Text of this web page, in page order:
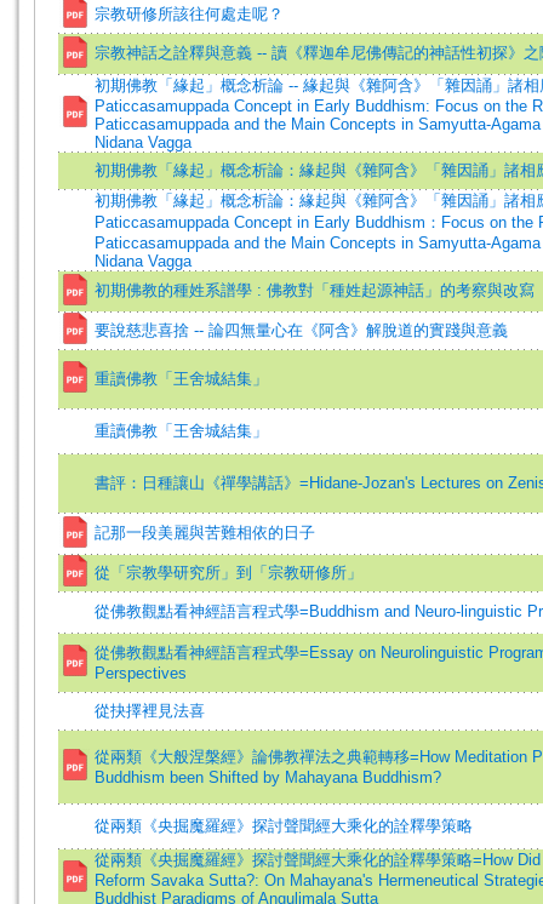
宗教研修所該往何處走呢？
宗教神話之詮釋與意義 -- 讀《釋迦牟尼佛傳記的神話性初探》之
初期佛教「緣起」概念析論 -- 緣起與《雜阿含》「雜因誦」諸
Paticcasamuppada Concept in Early Buddhism: Focus on the
Paticcasamuppada and the Main Concepts in Samyutta-
Nidana Vagga
初期佛教「緣起」概念析論：緣起與《雜阿含》「雜因誦」諸相
初期佛教「緣起」概念析論：緣起與《雜阿含》「雜因誦」諸
Paticcasamuppada Concept in Early Buddhism：Focus on the
Paticcasamuppada and the Main Concepts in Samyutta-
Nidana Vagga
初期佛教的種姓系譜學 : 佛教對「種姓起源神話」的考察與改寫
要說慈悲喜捨 -- 論四無量心在《阿含》解脫道的實踐與意義
重讀佛教「王舍城結集」
重讀佛教「王舍城結集」
書評：日種讓山《禪學講話》=Hidane-Jozan's Lectures on
記那一段美麗與苦難相依的日子
從「宗教學研究所」到「宗教研修所」
從佛教觀點看神經語言程式學=Buddhism and Neuro-linguistic
從佛教觀點看神經語言程式學=Essay on Neurolinguistic
Perspectives
從抉擇裡見法喜
從兩類《大般涅槃經》論佛教禪法之典範轉移=How Meditation
Buddhism been Shifted by Mahayana Buddhism?
從兩類《央掘魔羅經》探討聲聞經大乘化的詮釋學策略
從兩類《央掘魔羅經》探討聲聞經大乘化的詮釋學策略=How
Reform Savaka Sutta?: On Mahayana's Hermeneutical
Buddhist Paradigms of Angulimala Sutta